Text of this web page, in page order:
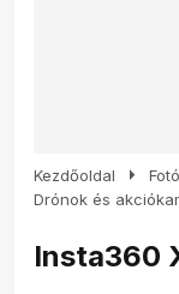
Kezdőoldal arrow_right
Drónok és
Insta360